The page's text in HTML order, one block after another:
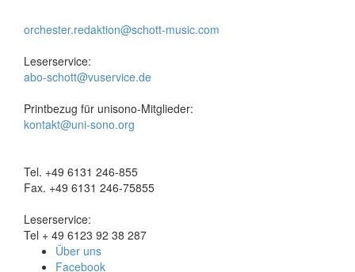
orchester.redaktion@schott-music.com
Leserservice:
abo-schott@vuservice.de
Printbezug für unisono-Mitglieder:
kontakt@uni-sono.org
Tel. +49 6131 246-855
Fax. +49 6131 246-75855
Leserservice:
Tel + 49 6123 92 38 287
Über uns
Facebook